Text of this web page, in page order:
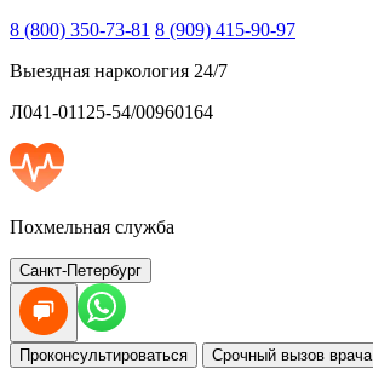
8 (800) 350-73-81 8 (909) 415-90-97
Выездная наркология 24/7
Л041-01125-54/00960164
Похмельная служба
Санкт-Петербург
Проконсультироваться Срочный вызов врача